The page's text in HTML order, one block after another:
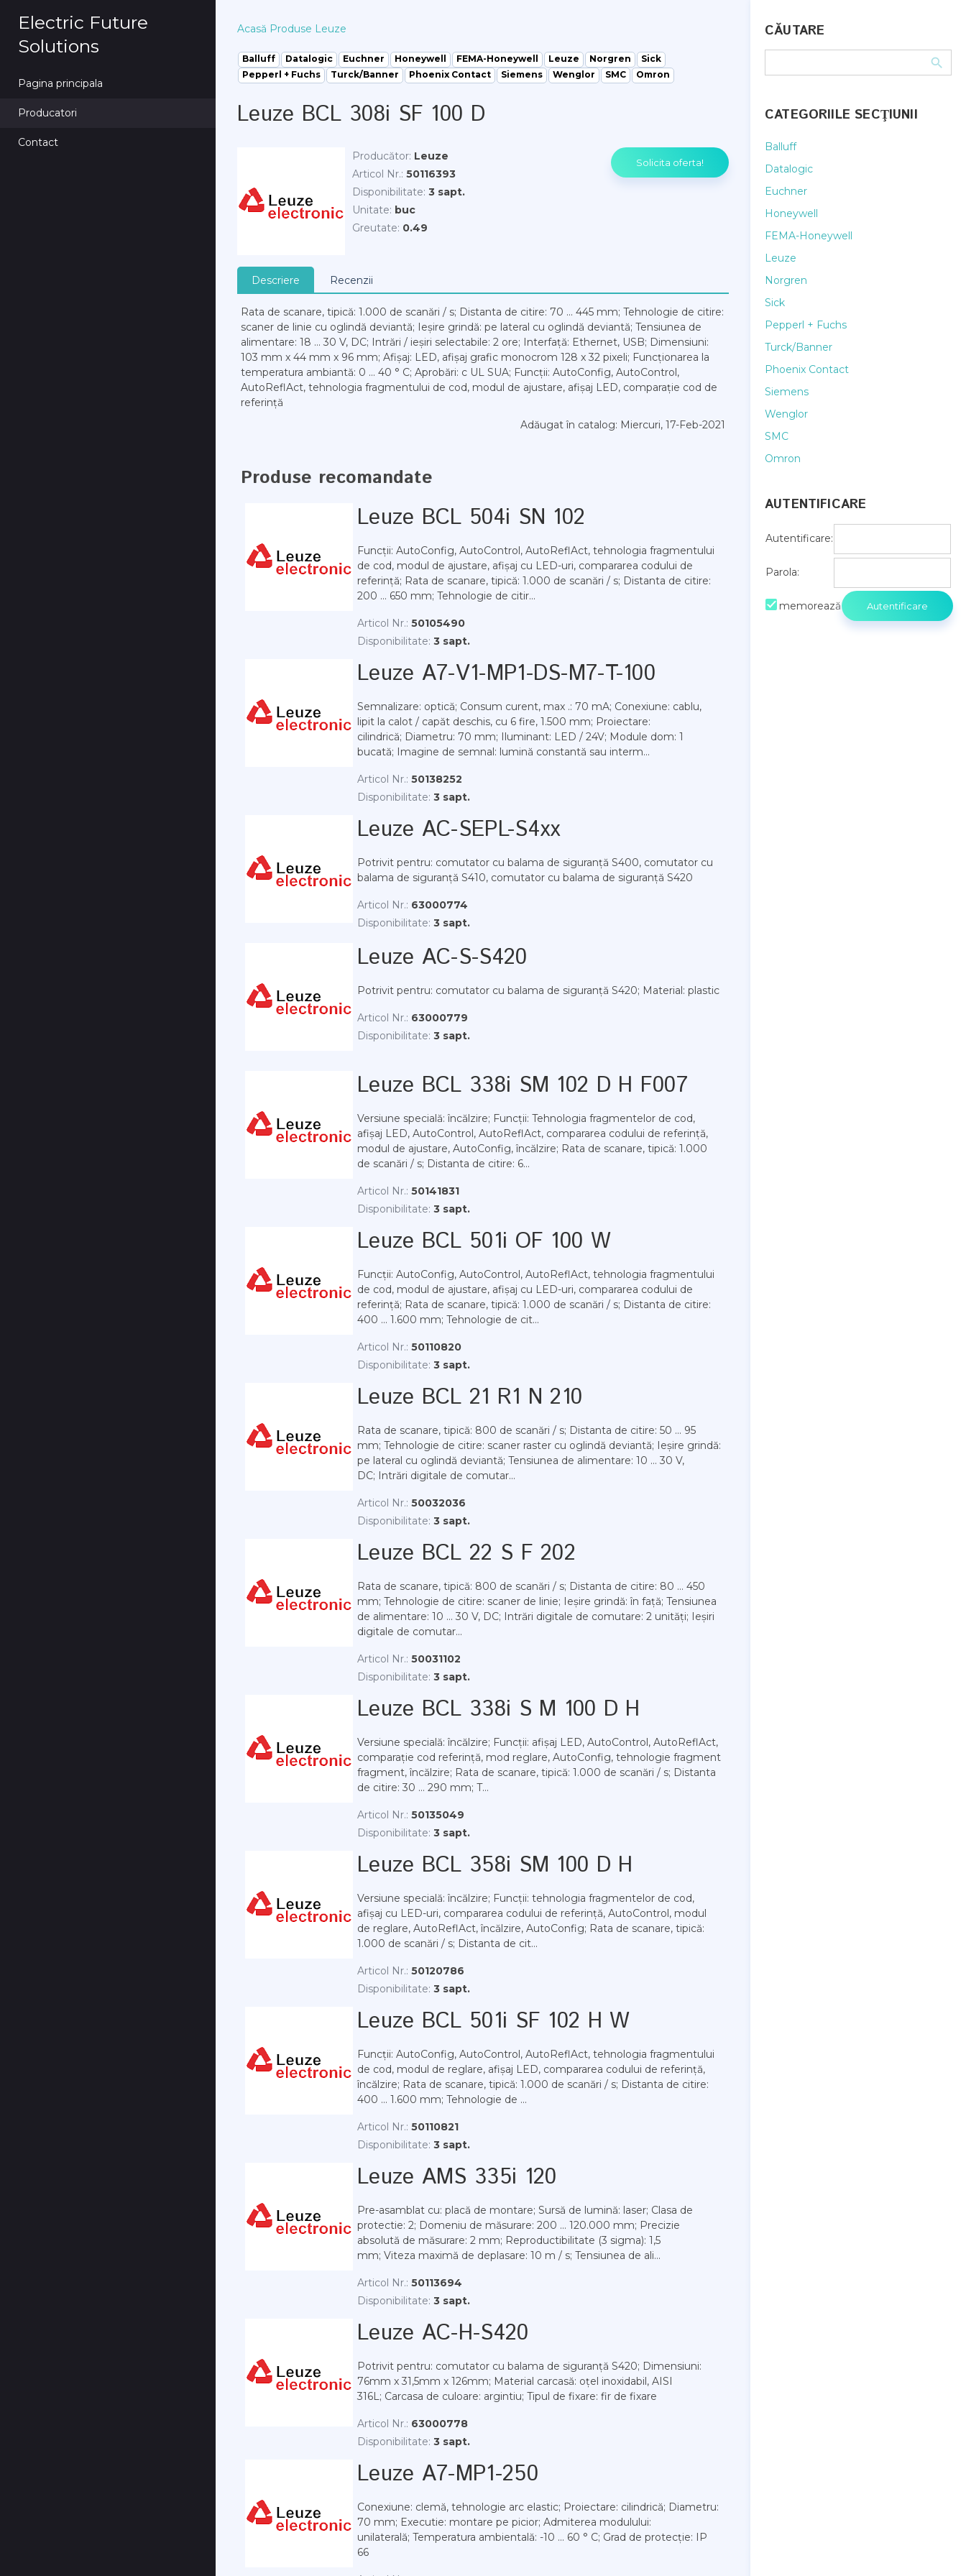
Electric Future
Solutions
Pagina principala
Producatori
Contact
Acasă Produse Leuze
Balluff Datalogic Euchner Honeywell FEMA-Honeywell Leuze Norgren
Sick
Pepperl + Fuchs
Turck/Banner Phoenix Contact Siemens Wenglor SMC Omron
Leuze BCL 308i SF 100 D
Producător: Leuze
Articol Nr.: 50116393
Disponibilitate: 3 sapt.
Unitate: buc
Greutate: 0.49
Descriere Recenzii
Rata de scanare, tipică: 1.000 de scanări / s; Distanta de citire: 70 ... 445 mm; Tehnologie de citire:
scaner de linie cu oglindă deviantă; Ieșire grindă: pe lateral cu oglindă deviantă; Tensiunea de
alimentare: 18 ... 30 V, DC; Intrări / ieșiri selectabile: 2 ore; Interfață: Ethernet, USB; Dimensiuni:
103 mm x 44 mm x 96 mm; Afișaj: LED, afișaj grafic monocrom 128 x 32 pixeli; Funcționarea la
temperatura ambiantă: 0 ... 40 ° C; Aprobări: c UL SUA; Funcții: AutoConfig, AutoControl,
AutoReflAct, tehnologia fragmentului de cod, modul de ajustare, afișaj LED, comparație cod de
referință
Adăugat în catalog: Miercuri, 17-Feb-2021
Produse recomandate
Leuze BCL 504i SN 102
Funcții: AutoConfig, AutoControl, AutoReflAct, tehnologia fragmentului
de cod, modul de ajustare, afișaj cu LED-uri, compararea codului de
referință; Rata de scanare, tipică: 1.000 de scanări / s; Distanta de citire:
200 ... 650 mm; Tehnologie de citir...
Articol Nr.: 50105490
Disponibilitate: 3 sapt.
Leuze A7-V1-MP1-DS-M7-T-100
Semnalizare: optică; Consum curent, max .: 70 mA; Conexiune: cablu,
lipit la calot / capăt deschis, cu 6 fire, 1.500 mm; Proiectare:
cilindrică; Diametru: 70 mm; Iluminant: LED / 24V; Module dom: 1
bucată; Imagine de semnal: lumină constantă sau interm...
Articol Nr.: 50138252
Disponibilitate: 3 sapt.
Leuze AC-SEPL-S4xx
Potrivit pentru: comutator cu balama de siguranță S400, comutator cu
balama de siguranță S410, comutator cu balama de siguranță S420
Articol Nr.: 63000774
Disponibilitate: 3 sapt.
Leuze AC-S-S420
Potrivit pentru: comutator cu balama de siguranță S420; Material: plastic
Articol Nr.: 63000779
Disponibilitate: 3 sapt.
Leuze BCL 338i SM 102 D H F007
Versiune specială: încălzire; Funcții: Tehnologia fragmentelor de cod,
afișaj LED, AutoControl, AutoReflAct, compararea codului de referință,
modul de ajustare, AutoConfig, încălzire; Rata de scanare, tipică: 1.000
de scanări / s; Distanta de citire: 6...
Articol Nr.: 50141831
Disponibilitate: 3 sapt.
Leuze BCL 501i OF 100 W
Funcții: AutoConfig, AutoControl, AutoReflAct, tehnologia fragmentului
de cod, modul de ajustare, afișaj cu LED-uri, compararea codului de
referință; Rata de scanare, tipică: 1.000 de scanări / s; Distanta de citire:
400 ... 1.600 mm; Tehnologie de cit...
Articol Nr.: 50110820
Disponibilitate: 3 sapt.
Leuze BCL 21 R1 N 210
Rata de scanare, tipică: 800 de scanări / s; Distanta de citire: 50 ... 95
mm; Tehnologie de citire: scaner raster cu oglindă deviantă; Ieșire grindă:
pe lateral cu oglindă deviantă; Tensiunea de alimentare: 10 ... 30 V,
DC; Intrări digitale de comutar...
Articol Nr.: 50032036
Disponibilitate: 3 sapt.
Leuze BCL 22 S F 202
Rata de scanare, tipică: 800 de scanări / s; Distanta de citire: 80 ... 450
mm; Tehnologie de citire: scaner de linie; Ieșire grindă: în față; Tensiunea
de alimentare: 10 ... 30 V, DC; Intrări digitale de comutare: 2 unități; Ieșiri
digitale de comutar...
Articol Nr.: 50031102
Disponibilitate: 3 sapt.
Leuze BCL 338i S M 100 D H
Versiune specială: încălzire; Funcții: afișaj LED, AutoControl, AutoReflAct,
comparație cod referință, mod reglare, AutoConfig, tehnologie fragment
fragment, încălzire; Rata de scanare, tipică: 1.000 de scanări / s; Distanta
de citire: 30 ... 290 mm; T...
Articol Nr.: 50135049
Disponibilitate: 3 sapt.
Leuze BCL 358i SM 100 D H
Versiune specială: încălzire; Funcții: tehnologia fragmentelor de cod,
afișaj cu LED-uri, compararea codului de referință, AutoControl, modul
de reglare, AutoReflAct, încălzire, AutoConfig; Rata de scanare, tipică:
1.000 de scanări / s; Distanta de cit...
Articol Nr.: 50120786
Disponibilitate: 3 sapt.
Leuze BCL 501i SF 102 H W
Funcții: AutoConfig, AutoControl, AutoReflAct, tehnologia fragmentului
de cod, modul de reglare, afișaj LED, compararea codului de referință,
încălzire; Rata de scanare, tipică: 1.000 de scanări / s; Distanta de citire:
400 ... 1.600 mm; Tehnologie de ...
Articol Nr.: 50110821
Disponibilitate: 3 sapt.
Leuze AMS 335i 120
Pre-asamblat cu: placă de montare; Sursă de lumină: laser; Clasa de
protectie: 2; Domeniu de măsurare: 200 ... 120.000 mm; Precizie
absolută de măsurare: 2 mm; Reproductibilitate (3 sigma): 1,5
mm; Viteza maximă de deplasare: 10 m / s; Tensiunea de ali...
Articol Nr.: 50113694
Disponibilitate: 3 sapt.
Leuze AC-H-S420
Potrivit pentru: comutator cu balama de siguranță S420; Dimensiuni:
76mm x 31,5mm x 126mm; Material carcasă: oțel inoxidabil, AISI
316L; Carcasa de culoare: argintiu; Tipul de fixare: fir de fixare
Articol Nr.: 63000778
Disponibilitate: 3 sapt.
Leuze A7-MP1-250
Conexiune: clemă, tehnologie arc elastic; Proiectare: cilindrică; Diametru:
70 mm; Executie: montare pe picior; Admiterea modulului:
unilaterală; Temperatura ambientală: -10 ... 60 ° C; Grad de protecție: IP
66
CĂUTARE
CATEGORIILE SECŢIUNII
Balluff
Datalogic
Euchner
Honeywell
FEMA-Honeywell
Leuze
Norgren
Sick
Pepperl + Fuchs
Turck/Banner
Phoenix Contact
Siemens
Wenglor
SMC
Omron
AUTENTIFICARE
Autentificare:
Parola:
memorează